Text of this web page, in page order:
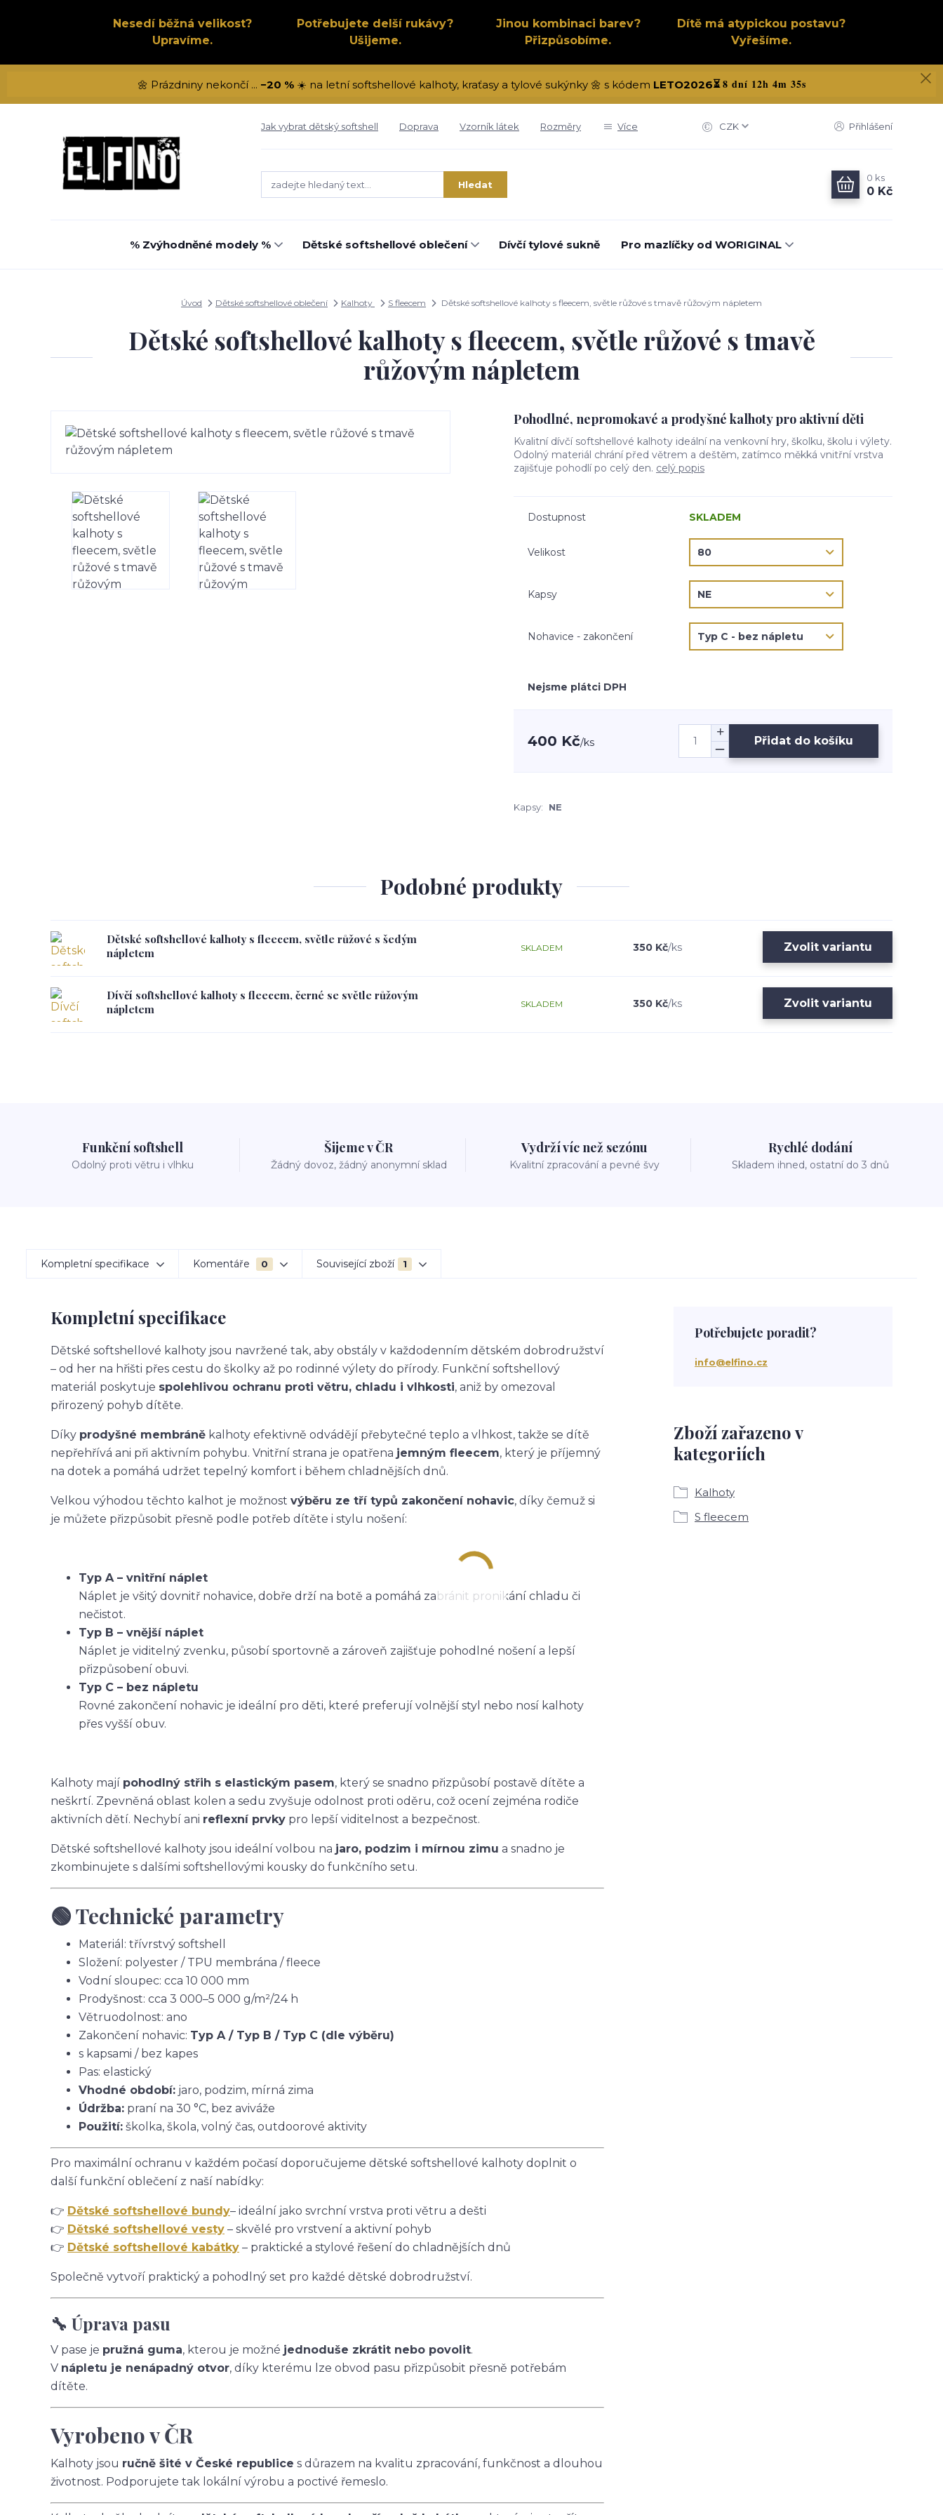
Nesedí běžná velikost?
Upravíme.
Potřebujete delší rukávy?
Ušijeme.
Jinou kombinaci barev?
Přizpůsobíme.
Dítě má atypickou postavu?
Vyřešíme.
🌼 Prázdniny nekončí ... −20 %☀️ na letní softshellové kalhoty, kraťasy a tylové sukýnky 🌼 s kódem LETO2026⏳8 dní 12h 4m 34s
Jak vybrat dětský softshell Doprava Vzorník látek Rozměry Více CZK Přihlášení
Hledat
0 ks
0 Kč
% Zvýhodněné modely % Dětské softshellové oblečení Dívčí tylové sukně Pro mazlíčky od WORIGINAL
Úvod Dětské softshellové oblečení Kalhoty S fleecem Dětské softshellové kalhoty s fleecem, světle růžové s tmavě růžovým nápletem
Dětské softshellové kalhoty s fleecem, světle růžové s tmavě
růžovým nápletem
Pohodlné, nepromokavé a prodyšné kalhoty pro aktivní děti
Kvalitní dívčí softshellové kalhoty ideální na venkovní hry, školku, školu i výlety.
Odolný materiál chrání před větrem a deštěm, zatímco měkká vnitřní vrstva
zajišťuje pohodlí po celý den. celý popis
Dostupnost SKLADEM
Velikost
Kapsy
Nohavice - zakončení
Nejsme plátci DPH
400 Kč/ks Přidat do košíku
Kapsy: NE
Podobné produkty
Dětské softshellové kalhoty s fleecem, světle růžové s šedým
nápletem
350 Kč/ks
SKLADEM Zvolit variantu
Dívčí softshellové kalhoty s fleecem, černé se světle růžovým
nápletem
350 Kč/ks
SKLADEM Zvolit variantu
Funkční softshell
Odolný proti větru i vlhku
Šijeme v ČR
Žádný dovoz, žádný anonymní sklad
Vydrží víc než sezónu
Kvalitní zpracování a pevné švy
Rychlé dodání
Skladem ihned, ostatní do 3 dnů
Kompletní specifikace Komentáře 0 Související zboží 1
Kompletní specifikace
Dětské softshellové kalhoty jsou navržené tak, aby obstály v každodenním dětském dobrodružství
– od her na hřišti přes cestu do školky až po rodinné výlety do přírody. Funkční softshellový
materiál poskytuje spolehlivou ochranu proti větru, chladu i vlhkosti, aniž by omezoval
přirozený pohyb dítěte.
Díky prodyšné membráně kalhoty efektivně odvádějí přebytečné teplo a vlhkost, takže se dítě
nepřehřívá ani při aktivním pohybu. Vnitřní strana je opatřena jemným fleecem, který je příjemný
na dotek a pomáhá udržet tepelný komfort i během chladnějších dnů.
Velkou výhodou těchto kalhot je možnost výběru ze tří typů zakončení nohavic, díky čemuž si
je můžete přizpůsobit přesně podle potřeb dítěte i stylu nošení:
Typ A – vnitřní náplet
Náplet je všitý dovnitř nohavice, dobře drží na botě a pomáhá zabránit pronikání chladu či
nečistot.
Typ B – vnější náplet
Náplet je viditelný zvenku, působí sportovně a zároveň zajišťuje pohodlné nošení a lepší
přizpůsobení obuvi.
Typ C – bez nápletu
Rovné zakončení nohavic je ideální pro děti, které preferují volnější styl nebo nosí kalhoty
přes vyšší obuv.
Kalhoty mají pohodlný střih s elastickým pasem, který se snadno přizpůsobí postavě dítěte a
neškrtí. Zpevněná oblast kolen a sedu zvyšuje odolnost proti oděru, což ocení zejména rodiče
aktivních dětí. Nechybí ani reflexní prvky pro lepší viditelnost a bezpečnost.
Dětské softshellové kalhoty jsou ideální volbou na jaro, podzim i mírnou zimu a snadno je
zkombinujete s dalšími softshellovými kousky do funkčního setu.
🟢 Technické parametry
Materiál: třívrstvý softshell
Složení: polyester / TPU membrána / fleece
Vodní sloupec: cca 10 000 mm
Prodyšnost: cca 3 000–5 000 g/m²/24 h
Větruodolnost: ano
Zakončení nohavic: Typ A / Typ B / Typ C (dle výběru)
s kapsami / bez kapes
Pas: elastický
Vhodné období: jaro, podzim, mírná zima
Údržba: praní na 30 °C, bez aviváže
Použití: školka, škola, volný čas, outdoorové aktivity
Pro maximální ochranu v každém počasí doporučujeme dětské softshellové kalhoty doplnit o
další funkční oblečení z naší nabídky:
👉 Dětské softshellové bundy– ideální jako svrchní vrstva proti větru a dešti
👉 Dětské softshellové vesty – skvělé pro vrstvení a aktivní pohyb
👉 Dětské softshellové kabátky – praktické a stylové řešení do chladnějších dnů
Společně vytvoří praktický a pohodlný set pro každé dětské dobrodružství.
🔧 Úprava pasu
V pase je pružná guma, kterou je možné jednoduše zkrátit nebo povolit.
V nápletu je nenápadný otvor, díky kterému lze obvod pasu přizpůsobit přesně potřebám
dítěte.
Vyrobeno v ČR
Kalhoty jsou ručně šité v České republice s důrazem na kvalitu zpracování, funkčnost a dlouhou
životnost. Podporujete tak lokální výrobu a poctivé řemeslo.
Zboží zařazeno v
kategoriích
Kalhoty
S fleecem
Potřebujete poradit?
info@elfino.cz